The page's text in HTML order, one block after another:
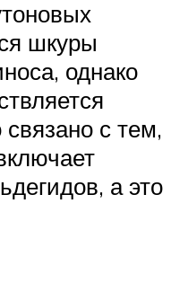
шкуры
однако
с тем,
а это